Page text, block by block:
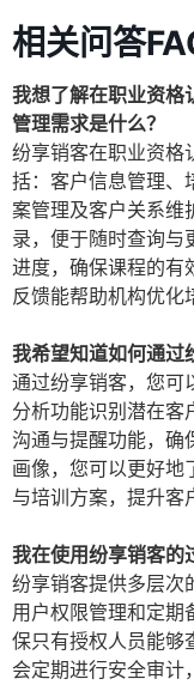
相关问答
我想了解在职业资格
管理需求是什么？
纷享销客在职业资格
括：客户信息管理、
案管理及客户关系维
录，便于随时查询与
进度，确保课程的有
反馈能帮助机构优化
我希望知道如何通过
通过纷享销客，您可
分析功能识别潜在客
沟通与提醒功能，确
画像，您可以更好地
与培训方案，提升客
我在使用纷享销客的
纷享销客提供多层次
用户权限管理和定期
保只有授权人员能够
会定期进行安全审计